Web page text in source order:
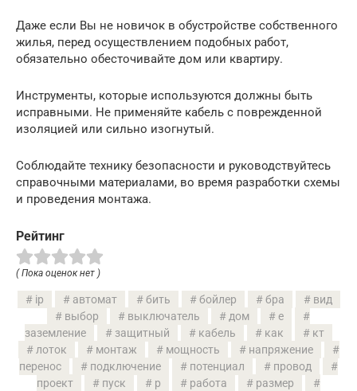
Даже если Вы не новичок в обустройстве собственного
жилья, перед осуществлением подобных работ,
обязательно обесточивайте дом или квартиру.
Инструменты, которые используются должны быть
исправными. Не применяйте кабель с поврежденной
изоляцией или сильно изогнутый.
Соблюдайте технику безопасности и руководствуйтесь
справочными материалами, во время разработки схемы
и проведения монтажа.
Рейтинг
( Пока оценок нет )
ip автомат бить бойлер бра
вид
выбор
выключатель дом
е
заземление
защитный кабель как
кт
лоток
монтаж мощность
напряжение
перенос
подключение потенциал
провод
проект
пуск р работа
размер